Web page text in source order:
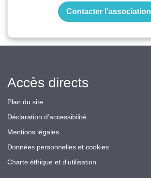
Contacter l’association
Accès directs
Plan du site
Déclaration d’accessibilité
Mentions légales
Données personnelles et cookies
Charte éthique et d'utilisation